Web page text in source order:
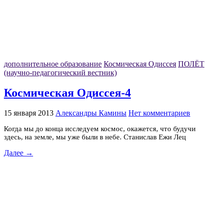
дополнительное образование Космическая Одиссея ПОЛЁТ
(научно-педагогический вестник)
Космическая Одиссея-4
15 января 2013 Александры Камины Нет комментариев
Когда мы до конца исследуем космос, окажется, что будучи
здесь, на земле, мы уже были в небе. Станислав Ежи Лец
Далее →